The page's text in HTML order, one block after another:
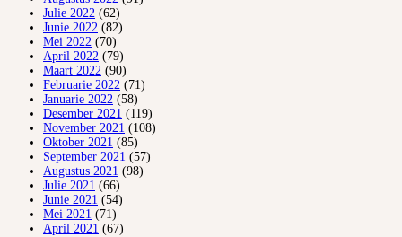
Julie 2022 (62)
Junie 2022 (82)
Mei 2022 (70)
April 2022 (79)
Maart 2022 (90)
Februarie 2022 (71)
Januarie 2022 (58)
Desember 2021 (119)
November 2021 (108)
Oktober 2021 (85)
September 2021 (57)
Augustus 2021 (98)
Julie 2021 (66)
Junie 2021 (54)
Mei 2021 (71)
April 2021 (67)